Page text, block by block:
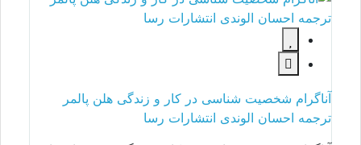
آناگرام شخصیت شناسی در کار و زندگی هلن پالمر
ترجمه احسان الوندی انتشارات رسا